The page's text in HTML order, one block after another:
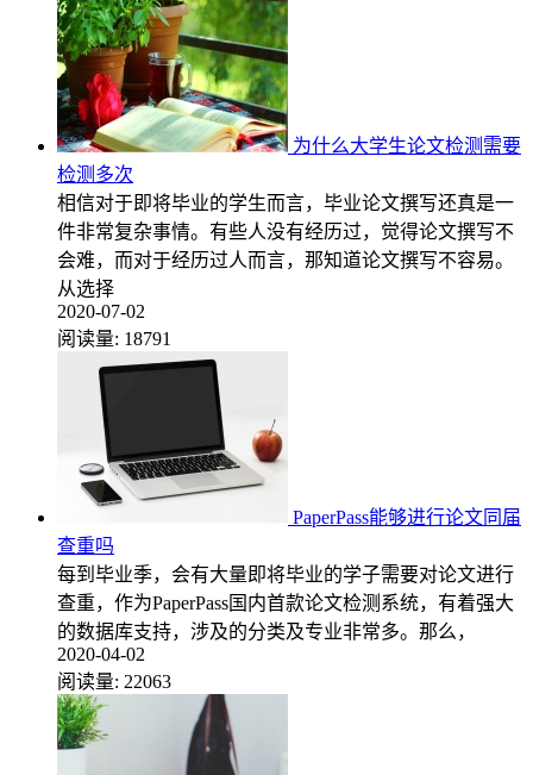
为什么大学生论文检测需要
检测多次
相信对于即将毕业的学生而言，毕业论文撰写还真是一
件非常复杂事情。有些人没有经历过，觉得论文撰写不
会难，而对于经历过人而言，那知道论文撰写不容易。
从选择
2020-07-02
阅读量: 18791
PaperPass能够进行论文同届
查重吗
每到毕业季，会有大量即将毕业的学子需要对论文进行
查重，作为PaperPass国内首款论文检测系统，有着强大
的数据库支持，涉及的分类及专业非常多。那么，
2020-04-02
阅读量: 22063